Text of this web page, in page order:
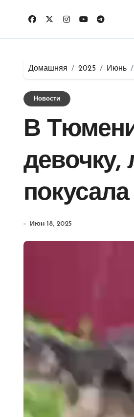
Домашняя 2025 Июнь
Новости
В
покусала
Июн 18, 2025